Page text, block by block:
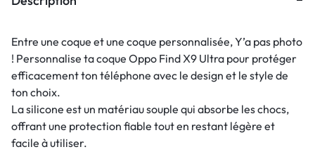
Entre une coque et une coque personnalisée, Y’a pas photo
! Personnalise ta coque Oppo Find X9 Ultra pour protéger
efficacement ton téléphone avec le design et le style de
ton choix.
La silicone est un matériau souple qui absorbe les chocs,
offrant une protection fiable tout en restant légère et
facile à utiliser.